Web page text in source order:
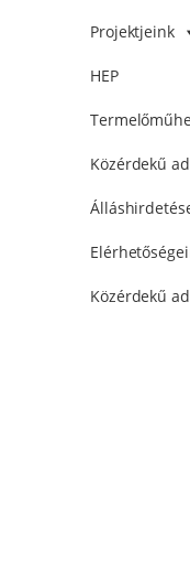
Projektjeink
HEP
Közérdekű
Közérdekű